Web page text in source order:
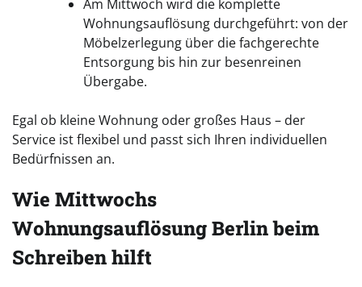
Am Mittwoch wird die komplette
Wohnungsauflösung durchgeführt: von der
Möbelzerlegung über die fachgerechte
Entsorgung bis hin zur besenreinen
Übergabe.
Egal ob kleine Wohnung oder großes Haus – der
Service ist flexibel und passt sich Ihren individuellen
Bedürfnissen an.
Wie Mittwochs
Wohnungsauflösung Berlin beim
Schreiben hilft